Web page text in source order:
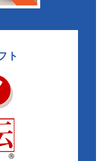
料金を
」「発見伝」が掲
ト